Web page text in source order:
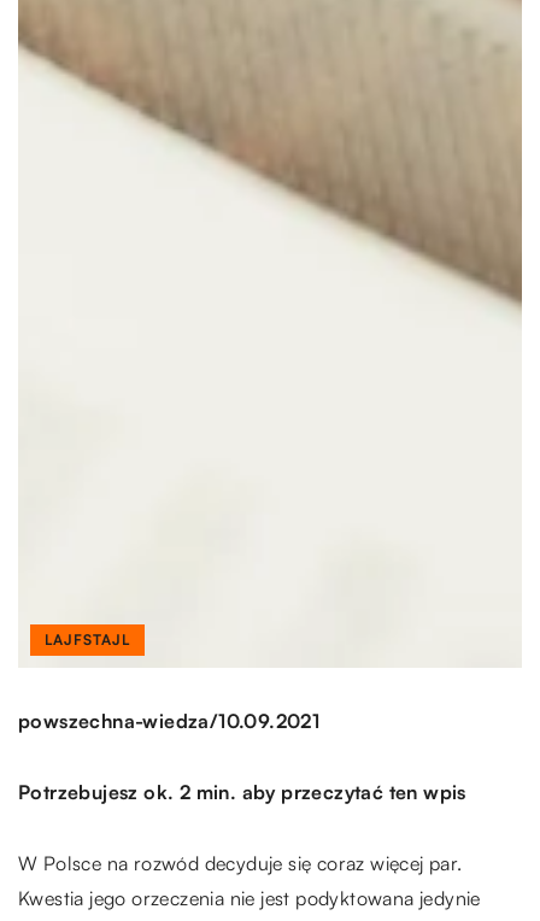
LAJFSTAJL
powszechna-wiedza/10.09.2021
Potrzebujesz ok. 2 min. aby przeczytać ten wpis
W Polsce na rozwód decyduje się coraz więcej par.
Kwestia jego orzeczenia nie jest podyktowana jedynie